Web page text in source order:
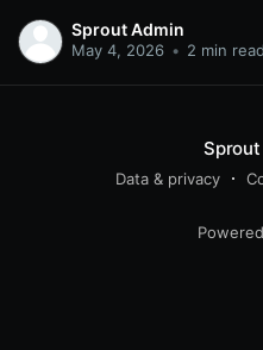
het toilet moeten, je omgeving
slaap beïnvloeden. Dit is geen
Sprout Admin
May 4, 2026 • 2 min read
Sprout
Data & privacy